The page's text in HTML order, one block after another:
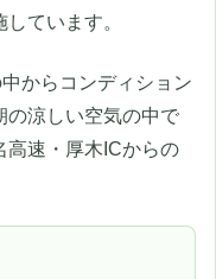
ています。
からコンディション
の涼しい空気の中で
高速・厚木ICからの